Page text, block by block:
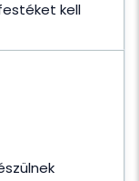
kell